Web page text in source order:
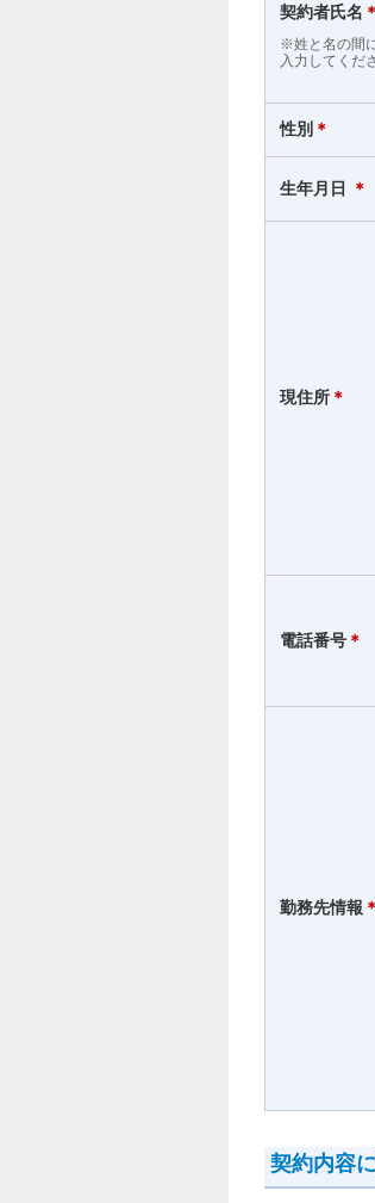
契約者氏名 ＊
※姓と名の間
入力してくだ
性別 ＊
生年月日 ＊
現住所 ＊
電話番号 ＊
勤務先情報 ＊
契約内容